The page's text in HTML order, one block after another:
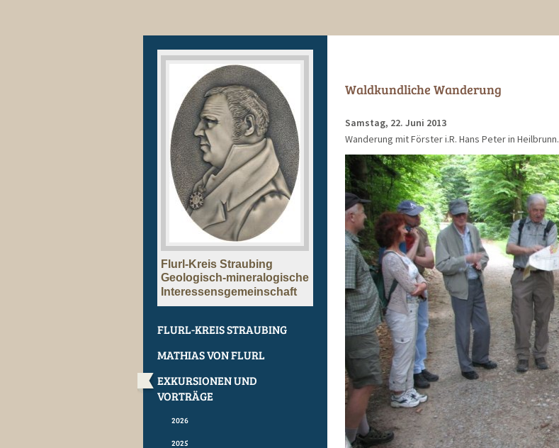
Flurl-Kreis Straubing
Geologisch-mineralogische
Interessensgemeinschaft
FLURL-KREIS STRAUBING
MATHIAS VON FLURL
EXKURSIONEN UND
VORTRÄGE
2026
2025
Waldkundliche Wanderung
Samstag, 22. Juni 2013
Wanderung mit Förster i.R. Hans Peter in Heilbrunn.